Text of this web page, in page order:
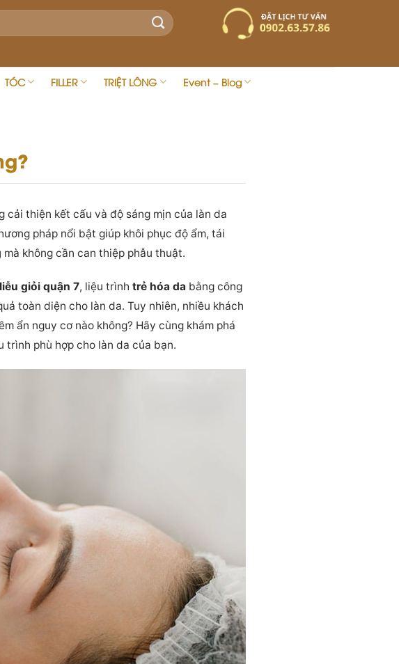
TÓC FILLER TRIỆT LÔNG Event – Blog
cải thiện kết cấu và độ sáng mịn của làn da
pháp nổi bật giúp khôi phục độ ẩm, tái
mà không cần can thiệp phẫu thuật.
giỏi quận 7, liệu trìnhtrẻ hóa da bằng công
toàn diện cho làn da. Tuy nhiên, nhiều khách
ẩn nguy cơ nào không? Hãy cùng khám phá
phù hợp cho làn da của bạn.